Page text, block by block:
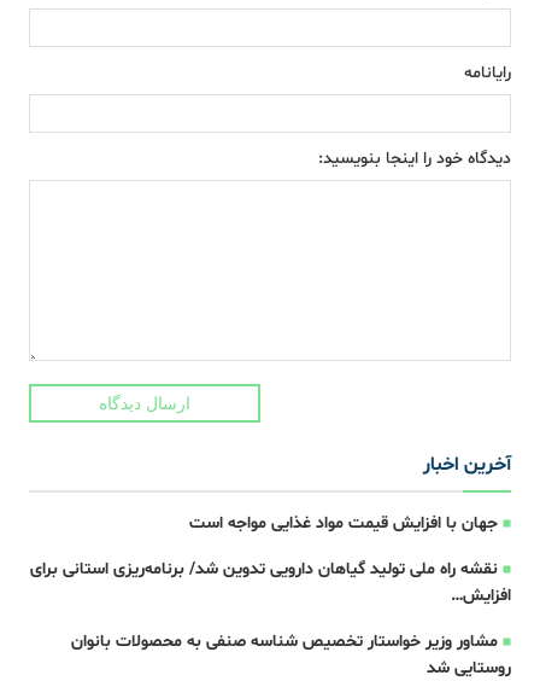
رایانامه
دیدگاه خود را اینجا بنویسید:
ارسال دیدگاه
آخرین اخبار
جهان با افزایش قیمت مواد غذایی مواجه است
نقشه راه ملی تولید گیاهان دارویی تدوین شد/ برنامه‌ریزی استانی برای
افزایش…
مشاور وزیر خواستار تخصیص شناسه صنفی به محصولات بانوان
روستایی شد